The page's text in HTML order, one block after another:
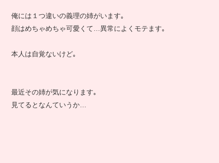
俺には１つ違いの義理の姉がいます｡
顔はめちゃめちゃ可愛くて…異常によくモテます｡
本人は自覚ないけど｡
最近その姉が気になります｡
見てるとなんていうか…